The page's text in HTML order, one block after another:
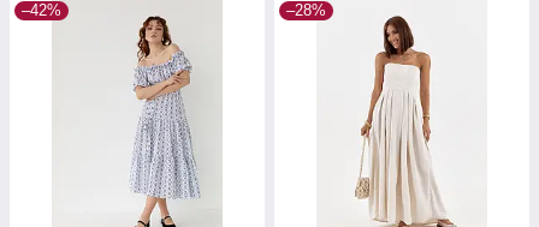
–42% –28%